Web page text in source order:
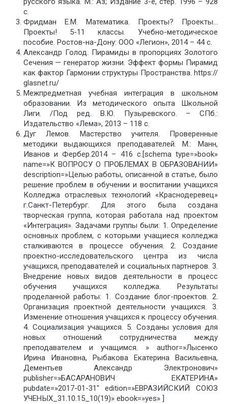
с.
Фридман Е.М. Математика. Проекты? Проекты…
Проекты! 5-11 классы. Учебно-методическое
пособие. Ростов-на-Дону: ООО «Легион», 2014 – 44 с.
Александр Голод. Пирамиды в пропорциях Золотого
Сечения — генератор жизни. Эффект формы Пирамид
как фактор Гармонии структуры Пространства. https://
glasnet.ru/
Межпредметная учебная интеграция в школьном
образовании. Из методического опыта Школьной
Лиги. /Под ред. В.Ю. Пузыревского. – СПб.:
Издательство «Лема», 2013 – 118 с.
Дуг Лемов. Мастерство учителя. Проверенные
методики выдающихся преподавателей. М.: Манн,
Иванов и Фербер.2014 – 416 с.[schema type=»book»
name=»К ВОПРОСУ О ПРОБЛЕМАХ В ОБРАЗОВАНИИ»
description=»Целью работы, описанной в статье, было
решение проблем в обучении и воспитании учащихся
Колледжа отраслевых технологий «Краснодеревец»
г.Санкт-Петербург. Для этого была создана
творческая группа, которая работала над проектом
«Интеграция». Задачами группы были: 1. Определение
основных проблем, с которыми учащиеся колледжа
сталкиваются в процессе обучения. 2. Создание
проектно-исследовательского центра из числа
учащихся, преподавателей и социальных партнеров. 3.
Внедрение новых видов деятельности в процесс
обучения учащихся колледжа. Результаты
проделанной работы: 1. Создание блог-проектов. 2.
Организация проектной деятельности учащихся. 3.
Изменение отношения учащихся к процессу обучения.
4. Социализация учащихся. 5. Созданы условия для
новых отношений сотрудничества между
преподавателем и учащимся. » author=»Лысенко
Ирина Ивановна, Рыбакова Екатерина Васильевна,
Дементьев Александр Электронович»
publisher=»БАСАРАНОВИЧ ЕКАТЕРИНА»
pubdate=»2017-01-31″ edition=»ЕВРАЗИЙСКИЙ СОЮЗ
УЧЕНЫХ_31.10.15_10(19)» ebook=»yes» ]